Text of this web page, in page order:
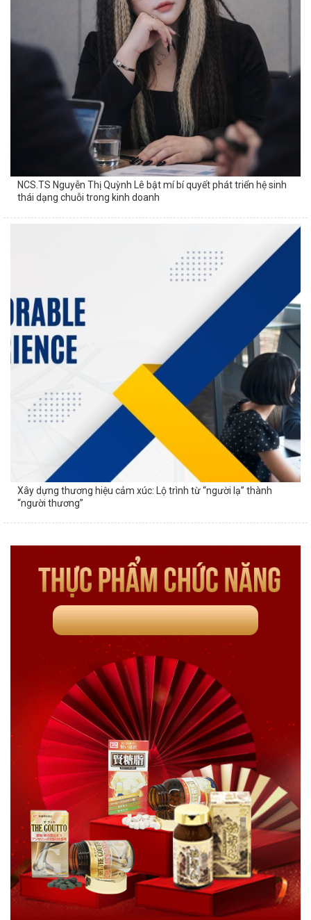
NCS.TS Nguyễn Thị Quỳnh Lê bật mí bí quyết phát triển hệ sinh
thái dạng chuỗi trong kinh doanh
Xây dựng thương hiệu cảm xúc: Lộ trình từ “người lạ” thành
“người thương”